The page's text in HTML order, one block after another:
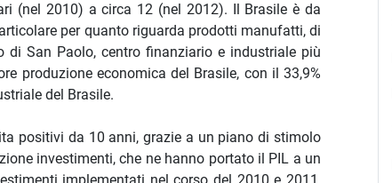
(nel 2010) a circa 12 (nel 2012). Il Brasile è da
per quanto riguarda prodotti manufatti, di
San Paolo, centro finanziario e industriale più
produzione economica del Brasile, con il 33,9%
del Brasile.
positivi da 10 anni, grazie a un piano di stimolo
investimenti, che ne hanno portato il PIL a un